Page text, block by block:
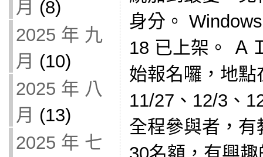
月 (8)
2025 年 九
月 (10)
2025 年 八
月 (13)
2025 年 七
身分。
18 已上架。 Ａ
始報名囉，地
11/27、12/3、
全程參與者，